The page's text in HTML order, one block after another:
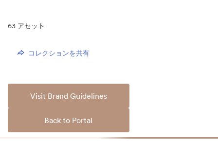
63 アセット
コレクションを共有
Visit Brand Guidelines
Back to Portal